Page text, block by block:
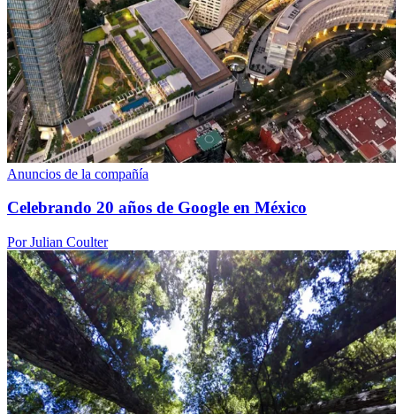
Anuncios de la compañía
Celebrando 20 años de Google en México
Por Julian Coulter